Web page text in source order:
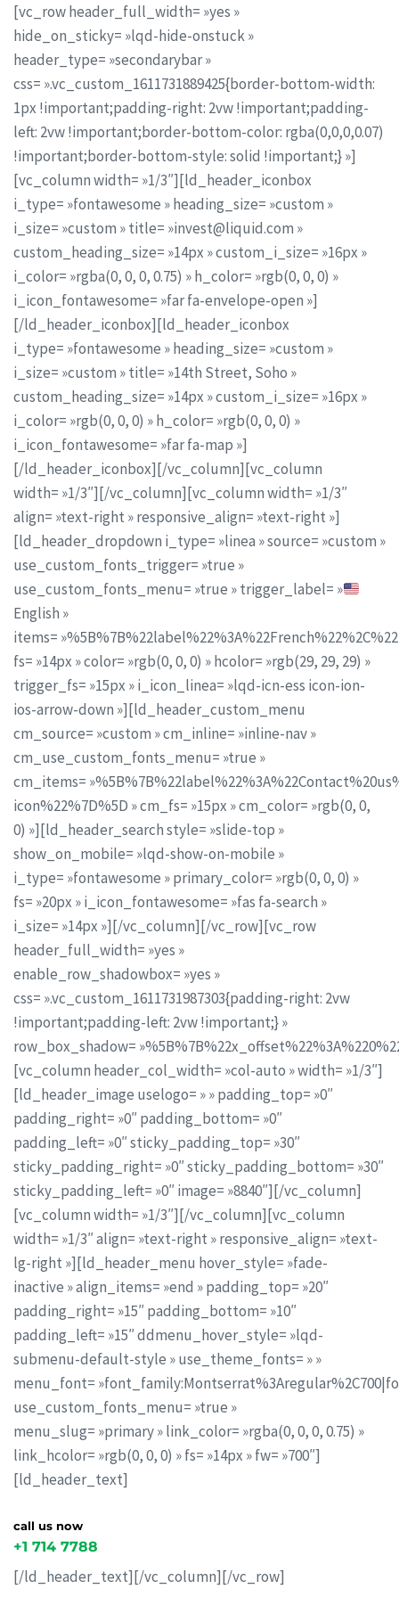
[vc_row header_full_width= »yes »
hide_on_sticky= »lqd-hide-onstuck »
header_type= »secondarybar »
css= ».vc_custom_1611731889425{border-bottom-width:
1px !important;padding-right: 2vw !important;padding-
left: 2vw !important;border-bottom-color: rgba(0,0,0,0.07)
!important;border-bottom-style: solid !important;} »]
[vc_column width= »1/3″][ld_header_iconbox
i_type= »fontawesome » heading_size= »custom »
i_size= »custom » title= »invest@liquid.com »
custom_heading_size= »14px » custom_i_size= »16px »
i_color= »rgba(0, 0, 0, 0.75) » h_color= »rgb(0, 0, 0) »
i_icon_fontawesome= »far fa-envelope-open »]
[/ld_header_iconbox][ld_header_iconbox
i_type= »fontawesome » heading_size= »custom »
i_size= »custom » title= »14th Street, Soho »
custom_heading_size= »14px » custom_i_size= »16px »
i_color= »rgb(0, 0, 0) » h_color= »rgb(0, 0, 0) »
i_icon_fontawesome= »far fa-map »]
[/ld_header_iconbox][/vc_column][vc_column
width= »1/3″][/vc_column][vc_column width= »1/3″
align= »text-right » responsive_align= »text-right »]
[ld_header_dropdown i_type= »linea » source= »custom »
use_custom_fonts_trigger= »true »
use_custom_fonts_menu= »true » trigger_label= »
English »
items=
fs= »14px » color= »rgb(0, 0, 0) » hcolor= »rgb(29, 29, 29) »
trigger_fs= »15px » i_icon_linea= »lqd-icn-ess icon-ion-
ios-arrow-down »][ld_header_custom_menu
cm_source= »custom » cm_inline= »inline-nav »
cm_use_custom_fonts_menu= »true »
cm_items=
icon%22%7D%5D » cm_fs= »15px » cm_color= »rgb(0, 0,
0) »][ld_header_search style= »slide-top »
show_on_mobile= »lqd-show-on-mobile »
i_type= »fontawesome » primary_color= »rgb(0, 0, 0) »
fs= »20px » i_icon_fontawesome= »fas fa-search »
i_size= »14px »][/vc_column][/vc_row][vc_row
header_full_width= »yes »
enable_row_shadowbox= »yes »
css= ».vc_custom_1611731987303{padding-right: 2vw
!important;padding-left: 2vw !important;} »
row_box_shadow=
[vc_column header_col_width= »col-auto » width= »1/3″]
[ld_header_image uselogo= » » padding_top= »0″
padding_right= »0″ padding_bottom= »0″
padding_left= »0″ sticky_padding_top= »30″
sticky_padding_right= »0″ sticky_padding_bottom= »30″
sticky_padding_left= »0″ image= »8840″][/vc_column]
[vc_column width= »1/3″][/vc_column][vc_column
width= »1/3″ align= »text-right » responsive_align= »text-
lg-right »][ld_header_menu hover_style= »fade-
inactive » align_items= »end » padding_top= »20″
padding_right= »15″ padding_bottom= »10″
padding_left= »15″ ddmenu_hover_style= »lqd-
submenu-default-style » use_theme_fonts= » »
menu_font=
use_custom_fonts_menu= »true »
menu_slug= »primary » link_color= »rgba(0, 0, 0, 0.75) »
link_hcolor= »rgb(0, 0, 0) » fs= »14px » fw= »700″]
[ld_header_text]
call us now
+1 714 7788
[/ld_header_text][/vc_column][/vc_row]